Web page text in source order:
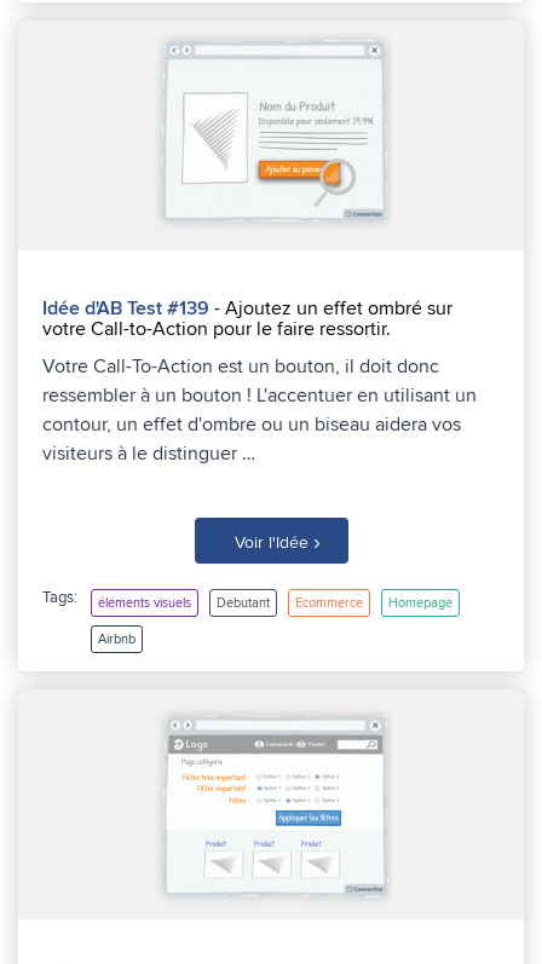
Idée d'AB Test #139 - Ajoutez un effet ombré sur
votre Call-to-Action pour le faire ressortir.
Votre Call-To-Action est un bouton, il doit donc
ressembler à un bouton ! L'accentuer en utilisant un
contour, un effet d'ombre ou un biseau aidera vos
visiteurs à le distinguer …
Voir l'Idée ›
Tags: éléments visuels Debutant Ecommerce Homepage
Airbnb